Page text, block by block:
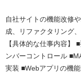
自社サイトの機能改修
成、リファクタリング
【具体的な仕事内容】
ンバーコントロール
実装 ■Webアプリの機